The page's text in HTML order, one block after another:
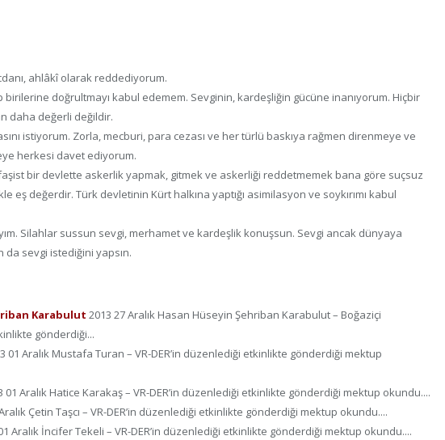
ahlâkî olarak reddediyorum.
birilerine doğrultmayı kabul edemem. Sevginin, kardeşliğin gücüne inanıyorum. Hiçbir
daha değerli değildir.
istiyorum. Zorla, mecburi, para cezası ve her türlü baskıya rağmen direnmeye ve
herkesi davet ediyorum.
bir devlette askerlik yapmak, gitmek ve askerliği reddetmemek bana göre suçsuz
eş değerdir. Türk devletinin Kürt halkına yaptığı asimilasyon ve soykırımı kabul
Silahlar sussun sevgi, merhamet ve kardeşlik konuşsun. Sevgi ancak dünyaya
da sevgi istediğini yapsın.
Karabulut 2013 27 Aralık Hasan Hüseyin Şehriban Karabulut – Boğaziçi
gönderdiği...
01 Aralık Mustafa Turan – VR-DER’in düzenlediği etkinlikte gönderdiği mektup
01 Aralık Hatice Karakaş – VR-DER’in düzenlediği etkinlikte gönderdiği mektup okundu....
Çetin Taşcı – VR-DER’in düzenlediği etkinlikte gönderdiği mektup okundu....
Aralık İncifer Tekeli – VR-DER’in düzenlediği etkinlikte gönderdiği mektup okundu....